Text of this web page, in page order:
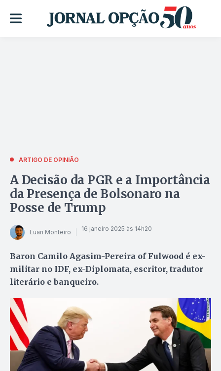
ARTIGO DE OPINIÃO
A Decisão da PGR e a Importância
da Presença de Bolsonaro na
Posse de Trump
Luan Monteiro 16 janeiro 2025 às 14h20
Baron Camilo Agasim-Pereira of Fulwood é ex-
militar no IDF, ex-Diplomata, escritor, tradutor
literário e banqueiro.